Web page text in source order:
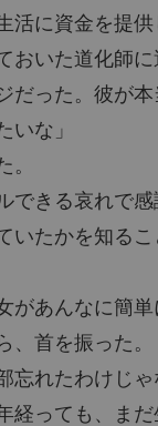
」
る哀れで感謝に満
に資金を提
いた道化師に
った。彼が
いな」
。
きる哀れで感
たかを知るこ
があんなに簡単
首を振った。
忘れたわけじゃ
っても、まだ